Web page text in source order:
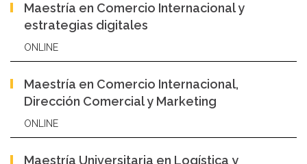
Maestría en Comercio Internacional y
estrategias digitales
ONLINE
Maestría en Comercio Internacional,
Dirección Comercial y Marketing
ONLINE
Maestría Universitaria en Logística y